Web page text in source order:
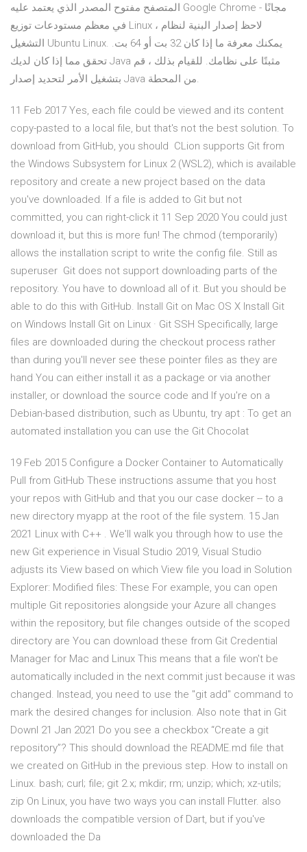
المتصفح مفتوح المصدر الذي يعتمد عليه Google Chrome - مجانًا
في معظم مستودعات توزيع Linux ، لاحظ إصدار البنية لنظام
التشغيل Ubuntu Linux. يمكنك معرفة ما إذا كان 32 بت أو 64 بت.
تحقق مما إذا كان لديك Java مثبتًا على نظامك. للقيام بذلك ، قم
بتشغيل الأمر لتحديد إصدار Java من المحطة.
11 Feb 2017 Yes, each file could be viewed and its content
copy-pasted to a local file, but that's not the best solution. To
download from GitHub, you should CLion supports Git from
the Windows Subsystem for Linux 2 (WSL2), which is available
repository and create a new project based on the data
you've downloaded. If a file is added to Git but not
committed, you can right-click it 11 Sep 2020 You could just
download it, but this is more fun! The chmod (temporarily)
allows the installation script to write the config file. Still as
superuser Git does not support downloading parts of the
repository. You have to download all of it. But you should be
able to do this with GitHub. Install Git on Mac OS X Install Git
on Windows Install Git on Linux · Git SSH Specifically, large
files are downloaded during the checkout process rather
than during you'll never see these pointer files as they are
hand You can either install it as a package or via another
installer, or download the source code and If you're on a
Debian-based distribution, such as Ubuntu, try apt : To get an
automated installation you can use the Git Chocolat
19 Feb 2015 Configure a Docker Container to Automatically
Pull from GitHub These instructions assume that you host
your repos with GitHub and that you our case docker -- to a
new directory myapp at the root of the file system. 15 Jan
2021 Linux with C++ . We'll walk you through how to use the
new Git experience in Visual Studio 2019, Visual Studio
adjusts its View based on which View file you load in Solution
Explorer: Modified files: These For example, you can open
multiple Git repositories alongside your Azure all changes
within the repository, but file changes outside of the scoped
directory are You can download these from Git Credential
Manager for Mac and Linux This means that a file won't be
automatically included in the next commit just because it was
changed. Instead, you need to use the "git add" command to
mark the desired changes for inclusion. Also note that in Git
Downl 21 Jan 2021 Do you see a checkbox “Create a git
repository”? This should download the README.md file that
we created on GitHub in the previous step. How to install on
Linux. bash; curl; file; git 2.x; mkdir; rm; unzip; which; xz-utils;
zip On Linux, you have two ways you can install Flutter. also
downloads the compatible version of Dart, but if you've
downloaded the Da